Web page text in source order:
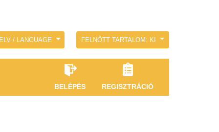
/ LANGUAGE FELNŐTT TARTALOM: KI
BELÉPÉS REGISZTRÁCIÓ